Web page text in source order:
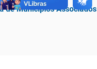
de Municípios Associados